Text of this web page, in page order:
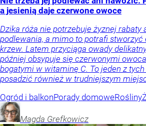
a jesienią daje czerwone owoce
Dzika róża nie potrzebuje żyznej rabaty
podlewania, a mimo to potrafi stworzyć
krzew. Latem przyciąga owady
później obsypuje się czerwonymi
bogatymi w witaminę C. To jeden z
posadzić również w trudniejszym
Ogród i balkonPorady domoweRośliny
Magda Grefkowicz